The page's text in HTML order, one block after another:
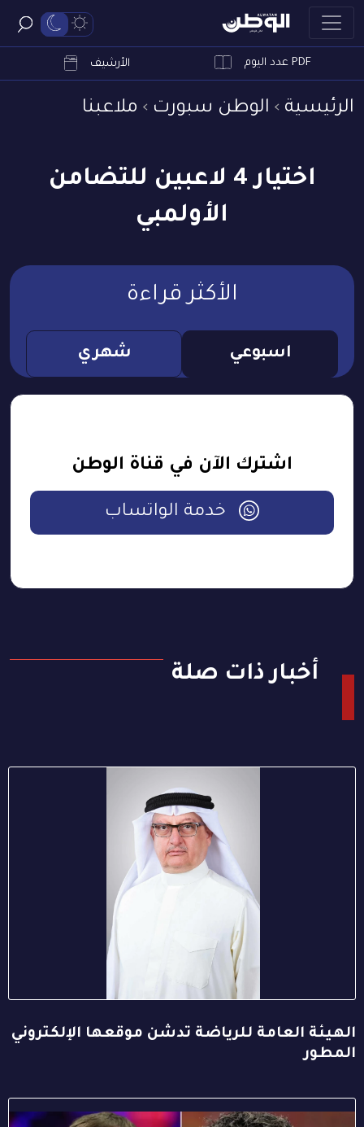
PDF عدد اليوم الأرشيف
الرئيسية الوطن سبورت ملاعبنا
اختيار 4 لاعبين للتضامن
الأولمبي
الأكثر قراءة
اسبوعي شهري
اشترك الآن في قناة الوطن
خدمة الواتساب
أخبار ذات صلة
الهيئة العامة للرياضة تدشن موقعها الإلكتروني
المطور